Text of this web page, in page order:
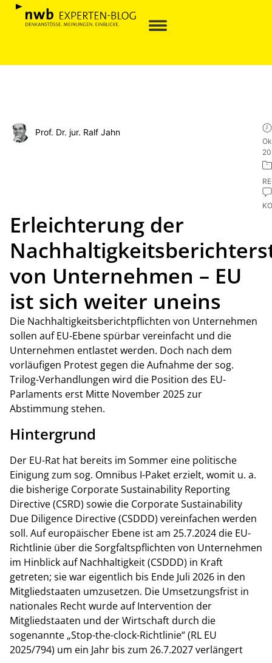
Prof. Dr. jur. Ralf Jahn
Erleichterung der
von Unternehmen – EU
ist sich weiter uneins
Die Nachhaltigkeitsberichtpflichten von Unternehmen
sollen auf EU-Ebene spürbar vereinfacht und die
Unternehmen entlastet werden. Doch nach dem
vorläufigen Protest gegen die Aufnahme der sog.
Trilog-Verhandlungen wird die Position des EU-
Parlaments erst Mitte November 2025 zur
Abstimmung stehen.
Hintergrund
Der EU-Rat hat bereits im Sommer eine politische
Einigung zum sog. Omnibus I-Paket erzielt, womit u. a.
die bisherige Corporate Sustainability Reporting
Directive (CSRD) sowie die Corporate Sustainability
Due Diligence Directive (CSDDD) vereinfachen werden
soll. Auf europäischer Ebene ist am 25.7.2024 die EU-
Richtlinie über die Sorgfaltspflichten von Unternehmen
im Hinblick auf Nachhaltigkeit (CSDDD) in Kraft
getreten; sie war eigentlich bis Ende Juli 2026 in den
Mitgliedstaaten umzusetzen. Die Umsetzungsfrist in
nationales Recht wurde auf Intervention der
Mitgliedstaaten und der Wirtschaft durch die
sogenannte „Stop-the-clock-Richtlinie“ (RL EU
2025/794) um ein Jahr bis zum 26.7.2027 verlängert